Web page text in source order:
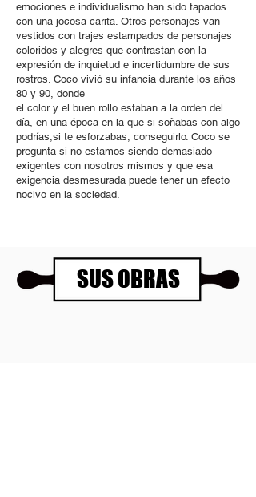
emociones e individualismo han sido tapados
con una jocosa carita. Otros personajes van
vestidos con trajes estampados de personajes
coloridos y alegres que contrastan con la
expresión de inquietud e incertidumbre de sus
rostros. Coco vivió su infancia durante los años
80 y 90, donde
el color y el buen rollo estaban a la orden del
día, en una época en la que si soñabas con algo
podrías,si te esforzabas, conseguirlo. Coco se
pregunta si no estamos siendo demasiado
exigentes con nosotros mismos y que esa
exigencia desmesurada puede tener un efecto
nocivo en la sociedad.
SUS OBRAS